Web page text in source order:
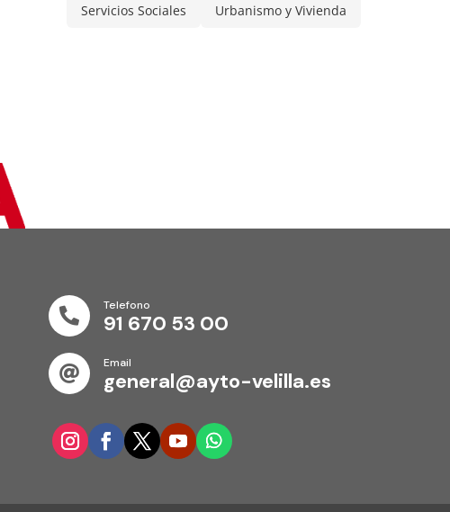
Servicios Sociales Urbanismo y Vivienda

Telefono
91 670 53 00

Email
general@ayto-velilla.es